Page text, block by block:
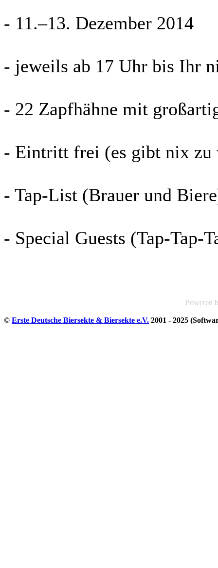
- 11.–13. Dezember 2014
- jeweils ab 17 Uhr bis Ihr
- 22 Zapfhähne mit
- Eintritt frei (es gibt nix zu
- Tap-List (Brauer und
- Special Guests (Tap-Tap-
Powered
© Erste Deutsche Biersekte & Biersekte e.V. 2001 - 2025